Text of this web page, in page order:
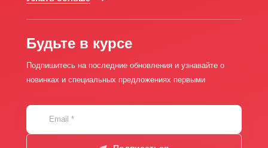
Будьте в курсе
Подпишитесь на последние обновления и узнавайте о
новинках и специальных предложениях первыми
Email *